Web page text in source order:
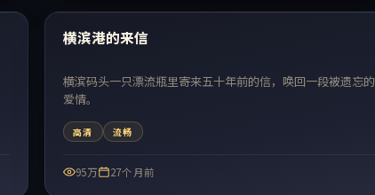
热门
横滨港的来信
横滨码头一只漂流瓶里寄来五十年前的信，唤回一段被遗忘的
爱情。
高清 流畅
95万 27个月前